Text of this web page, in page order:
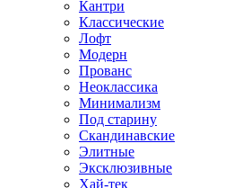
Кантри
Классические
Лофт
Модерн
Прованс
Неоклассика
Минимализм
Под старину
Скандинавские
Элитные
Эксклюзивные
Хай-тек